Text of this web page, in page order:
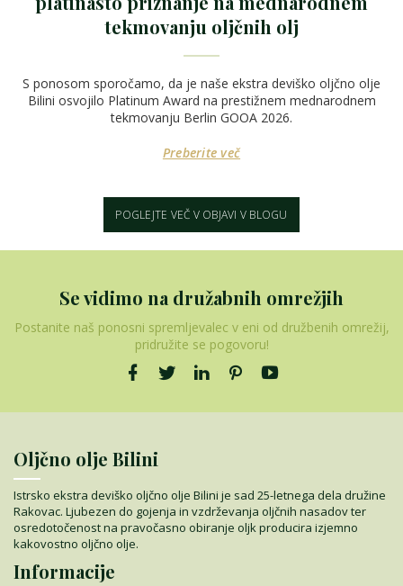
tekmovanju oljčnih olj
S ponosom sporočamo, da je naše ekstra deviško oljčno olje
Bilini osvojilo Platinum Award na prestižnem mednarodnem
tekmovanju Berlin GOOA 2026.
Preberite več
POGLEJTE VEČ V OBJAVI V BLOGU
Se vidimo na družabnih omrežjih
Postanite naš ponosni spremljevalec v eni od družbenih omrežij,
pridružite se pogovoru!
Oljčno olje Bilini
Istrsko ekstra deviško oljčno olje Bilini je sad 25-letnega dela družine
Rakovac. Ljubezen do gojenja in vzdrževanja oljčnih nasadov ter
osredotočenost na pravočasno obiranje oljk producira izjemno
kakovostno oljčno olje.
Informacije